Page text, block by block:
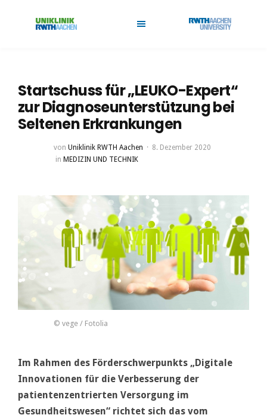
Startschuss für „LEUKO-Expert“
zur Diagnoseunterstützung bei
Seltenen Erkrankungen
von Uniklinik RWTH Aachen
8. Dezember 2020
in MEDIZIN UND TECHNIK
© vege / Fotolia
Im Rahmen des Förderschwerpunkts „Digitale
Innovationen für die Verbesserung der
patientenzentrierten Versorgung im
Gesundheitswesen“ richtet sich das vom